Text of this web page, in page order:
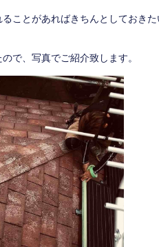
ことがあればきちんとしておき
で、写真でご紹介致します。